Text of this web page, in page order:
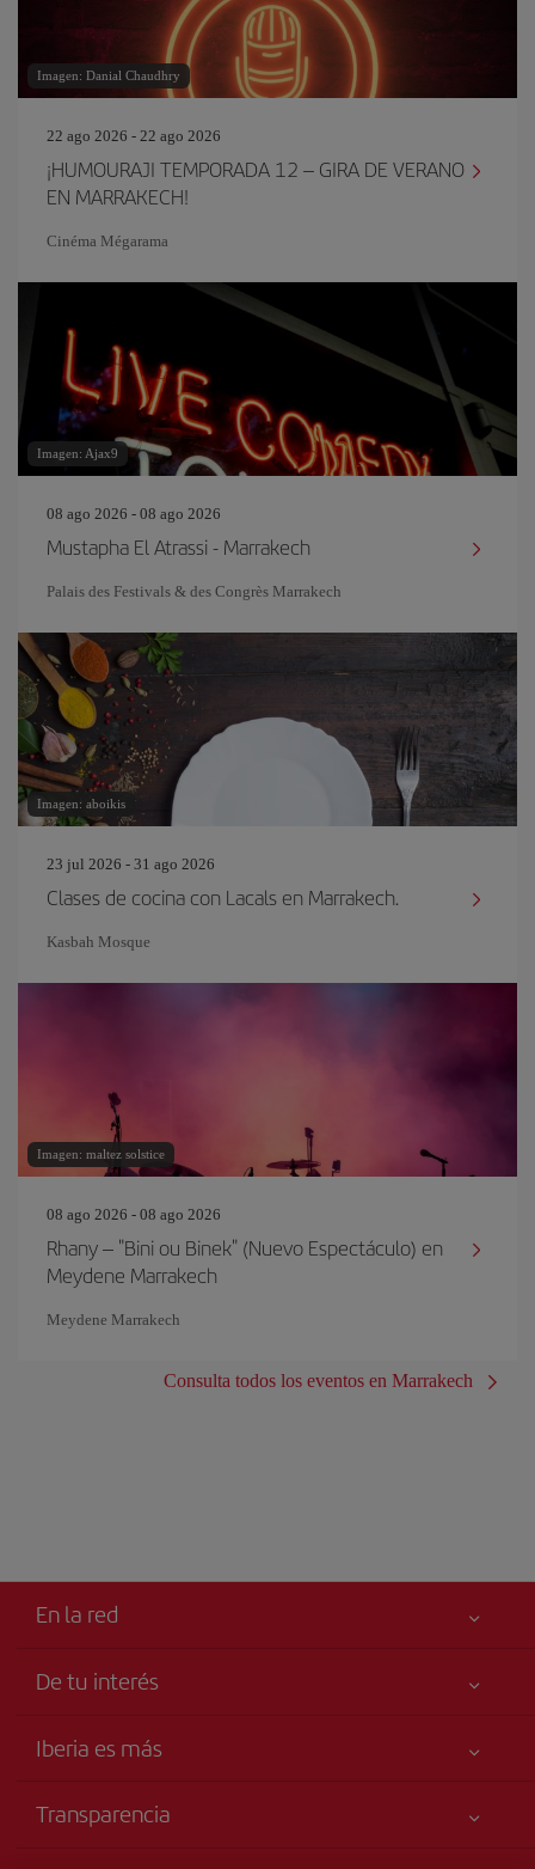
Imagen: Danial Chaudhry
22 ago 2026 - 22 ago 2026
¡HUMOURAJI TEMPORADA 12 – GIRA DE VERANO
EN MARRAKECH!
Cinéma Mégarama
Imagen: Ajax9
08 ago 2026 - 08 ago 2026
Mustapha El Atrassi - Marrakech
Palais des Festivals & des Congrès Marrakech
Imagen: aboikis
23 jul 2026 - 31 ago 2026
Clases de cocina con Lacals en Marrakech.
Kasbah Mosque
Imagen: maltez solstice
08 ago 2026 - 08 ago 2026
Rhany – "Bini ou Binek" (Nuevo Espectáculo) en
Meydene Marrakech
Meydene Marrakech
Consulta todos los eventos en Marrakech
En la red
De tu interés
Accesibilidad
Iberia es más
Grupo Iberia
Transparencia